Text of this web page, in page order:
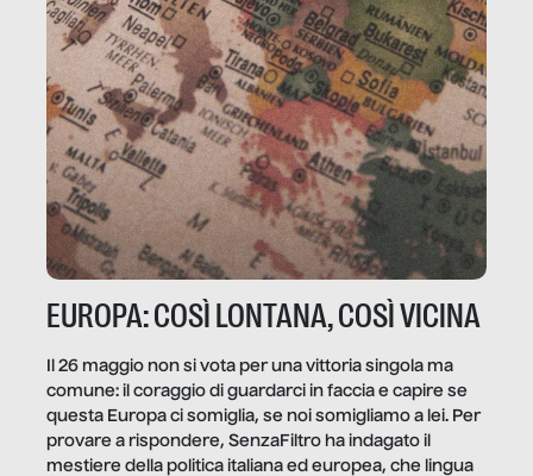
EUROPA: COSÌ LONTANA, COSÌ VICINA
Il 26 maggio non si vota per una vittoria singola ma
comune: il coraggio di guardarci in faccia e capire se
questa Europa ci somiglia, se noi somigliamo a lei. Per
provare a rispondere, SenzaFiltro ha indagato il
mestiere della politica italiana ed europea, che lingua